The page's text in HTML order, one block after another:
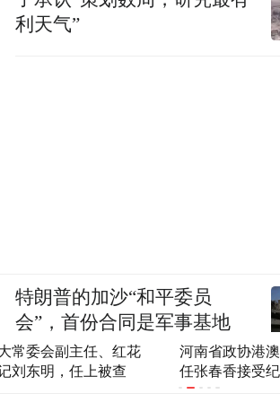
河南省政协港澳台侨和外事委员会原副主
任张春香接受纪律审查和监察调查
利天气”
特朗普的加沙“和平委员
会”，首份合同是军事基地